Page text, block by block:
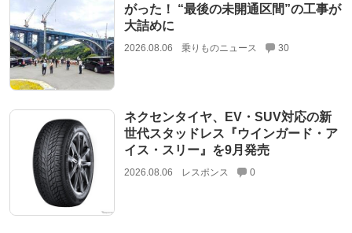
がった！ “最後の未開通区間”の工事が
大詰めに
2026.08.06 乗りものニュース 30
ネクセンタイヤ、EV・SUV対応の新
世代スタッドレス『ウインガード・ア
イス・スリー』を9月発売
2026.08.06 レスポンス 0